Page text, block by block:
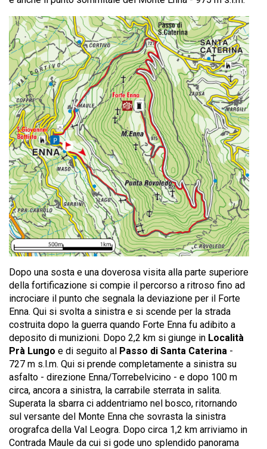
Dopo una sosta e una doverosa visita alla parte superiore
della fortificazione si compie il percorso a ritroso fino ad
incrociare il punto che segnala la deviazione per il Forte
Enna. Qui si svolta a sinistra e si scende per la strada
costruita dopo la guerra quando Forte Enna fu adibito a
deposito di munizioni. Dopo 2,2 km si giunge in Località
Prà Lungo e di seguito al Passo di Santa Caterina -
727 m s.l.m. Qui si prende completamente a sinistra su
asfalto - direzione Enna/Torrebelvicino - e dopo 100 m
circa, ancora a sinistra, la carrabile sterrata in salita.
Superata la sbarra ci addentriamo nel bosco, ritornando
sul versante del Monte Enna che sovrasta la sinistra
orografca della Val Leogra. Dopo circa 1,2 km arriviamo in
Contrada Maule da cui si gode uno splendido panorama